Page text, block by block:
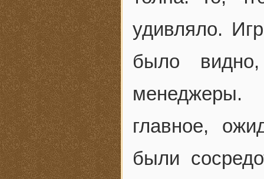
удивляло.
было
менеджеры.
главное,
были